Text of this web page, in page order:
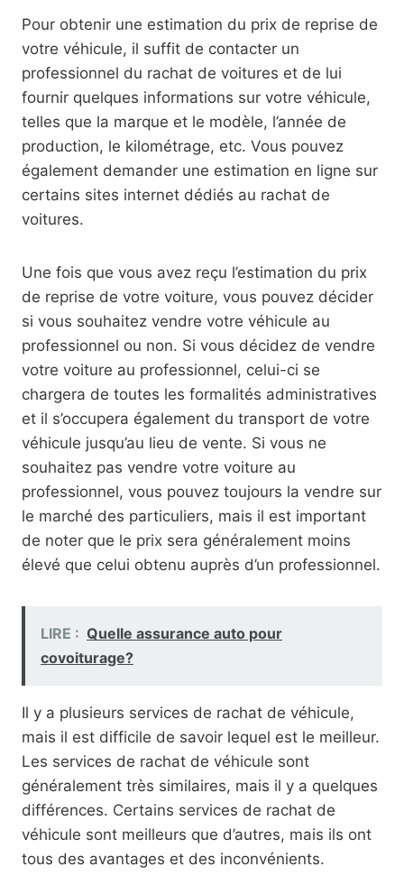
Pour obtenir une estimation du prix de reprise de
votre véhicule, il suffit de contacter un
professionnel du rachat de voitures et de lui
fournir quelques informations sur votre véhicule,
telles que la marque et le modèle, l’année de
production, le kilométrage, etc. Vous pouvez
également demander une estimation en ligne sur
certains sites internet dédiés au rachat de
voitures.
Une fois que vous avez reçu l’estimation du prix
de reprise de votre voiture, vous pouvez décider
si vous souhaitez vendre votre véhicule au
professionnel ou non. Si vous décidez de vendre
votre voiture au professionnel, celui-ci se
chargera de toutes les formalités administratives
et il s’occupera également du transport de votre
véhicule jusqu’au lieu de vente. Si vous ne
souhaitez pas vendre votre voiture au
professionnel, vous pouvez toujours la vendre sur
le marché des particuliers, mais il est important
de noter que le prix sera généralement moins
élevé que celui obtenu auprès d’un professionnel.
LIRE : Quelle assurance auto pour
covoiturage?
Il y a plusieurs services de rachat de véhicule,
mais il est difficile de savoir lequel est le meilleur.
Les services de rachat de véhicule sont
généralement très similaires, mais il y a quelques
différences. Certains services de rachat de
véhicule sont meilleurs que d’autres, mais ils ont
tous des avantages et des inconvénients.